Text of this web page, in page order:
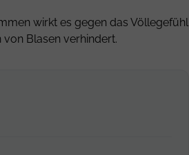
wirkt es gegen das Völlegefühl
Blasen verhindert.